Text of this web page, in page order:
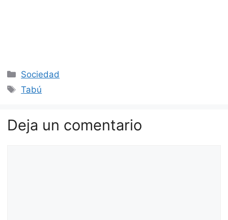
Categorías
Sociedad
Etiquetas
Tabú
Deja un comentario